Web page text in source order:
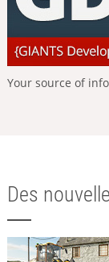
Your source of
Des